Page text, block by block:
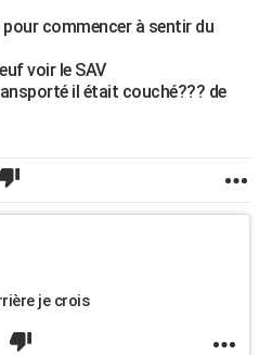
commencer à sentir du
voir le SAV
il était couché??? de
je crois